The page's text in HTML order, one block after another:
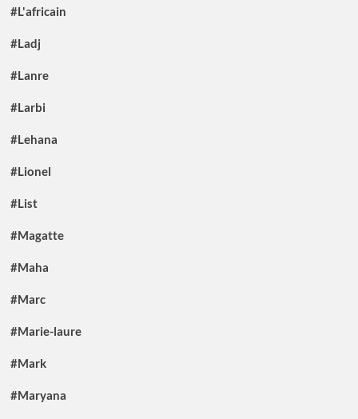
#L'africain
#Ladj
#Lanre
#Larbi
#Lehana
#Lionel
#List
#Magatte
#Maha
#Marc
#Marie-laure
#Mark
#Maryana